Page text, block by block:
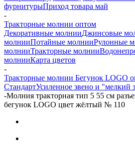
фурнитурыПриход товара май
-
Тракторные молнии оптом
Декоративные молнииДжинсовые
молнииПотайные молнииРулонные
молнииТракторные молнии
молнииКарта цветов
-
Тракторные молнии Бегунок LOGO
СтандартУсиленное звено и "мелкий
-Молния тракторная тип 5 55 см
бегунок LOGO цвет жёлтый № 110